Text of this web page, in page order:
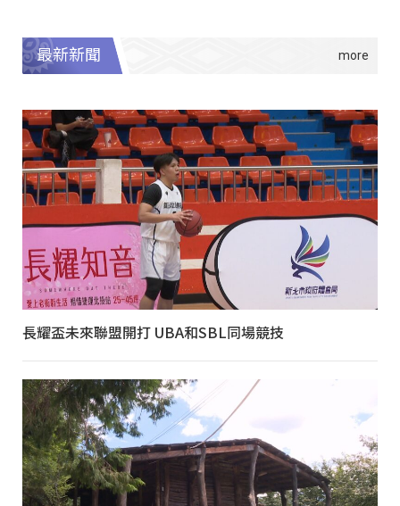
最新新聞
長耀盃未來聯盟開打 UBA和SBL同場競技